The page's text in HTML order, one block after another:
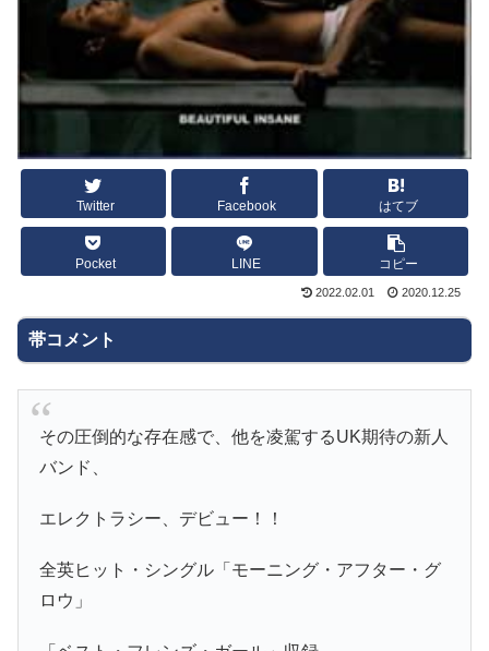
Twitter Facebook はてブ
Pocket LINE コピー
2022.02.01 2020.12.25
帯コメント
その圧倒的な存在感で、他を凌駕するUK期待の新人
バンド、
エレクトラシー、デビュー！！
全英ヒット・シングル「モーニング・アフター・グ
ロウ」